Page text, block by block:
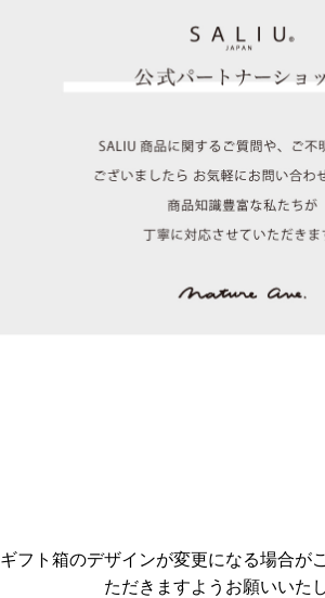
ギフト箱のデザインが変更になる場合が
ただきますようお願いいた